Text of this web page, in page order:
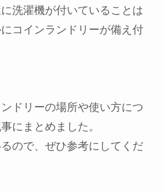
洗濯機が付いていることは
コインランドリーが備え付
ドリーの場所や使い方につ
にまとめました。
ので、ぜひ参考にしてくだ